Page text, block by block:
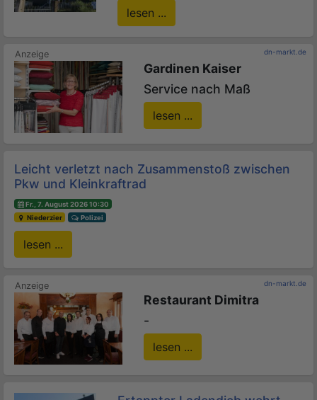
lesen ...
dn-markt.de
Gardinen Kaiser
Service nach Maß
lesen ...
Leicht verletzt nach Zusammenstoß zwischen
Pkw und Kleinkraftrad
Fr., 7. August 2026 10:30
Niederzier
Polizei
lesen ...
dn-markt.de
Restaurant Dimitra
-
lesen ...